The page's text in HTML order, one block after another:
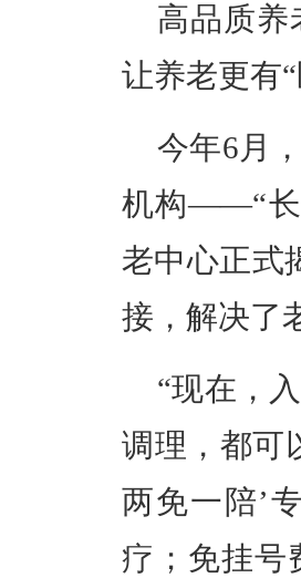
高品质养
让养老更有“
今年6月
机构——“
老中心正式
接，解决了
“现在，
调理，都可
两免一陪’
疗；免挂号